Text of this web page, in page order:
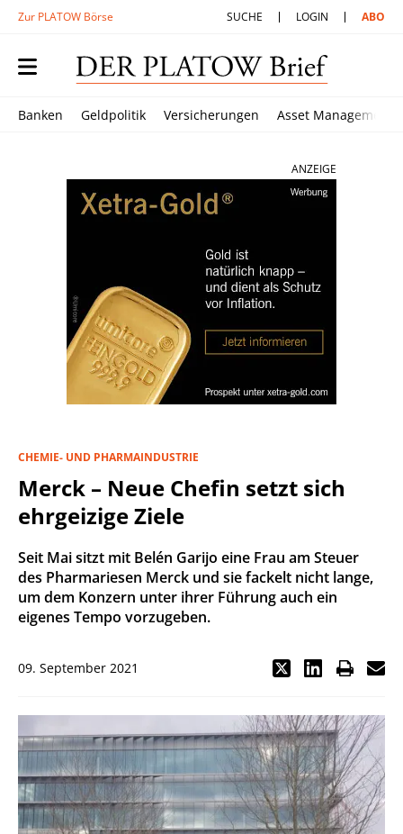
Zur PLATOW Börse SUCHE LOGIN ABO
Banken Geldpolitik Versicherungen Asset Management
ANZEIGE
CHEMIE- UND PHARMAINDUSTRIE
Merck – Neue Chefin setzt sich
ehrgeizige Ziele
Seit Mai sitzt mit Belén Garijo eine Frau am Steuer
des Pharmariesen Merck und sie fackelt nicht lange,
um dem Konzern unter ihrer Führung auch ein
eigenes Tempo vorzugeben.
09. September 2021